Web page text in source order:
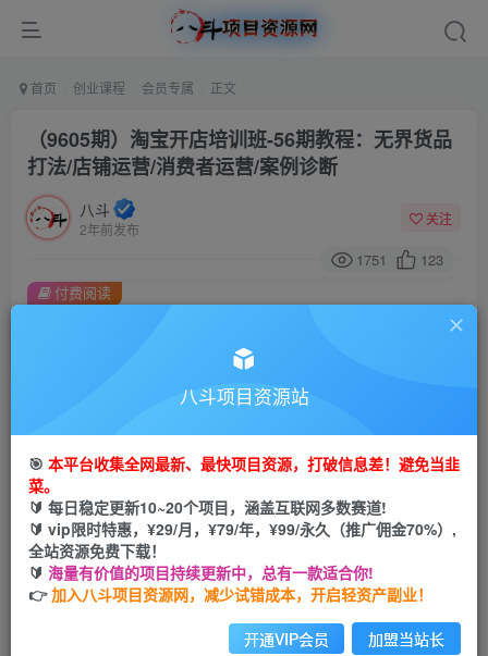
首页 创业课程 会员专属 正文
（9605期）淘宝开店培训班-56期教程：无界货品
打法/店铺运营/消费者运营/案例诊断
八斗
2年前发布
关注
1751 123
此内容为付费阅读，请付费后查看
会员专属资源
您暂无购买权限，请先开通会员
开通会员
付费阅读
八斗项目资源站
🎯 本平台收集全网最新、最快项目资源，打破信息差！避免当韭
菜。
🔰 每日稳定更新10~20个项目，涵盖互联网多数赛道!
🔰 vip限时特惠，¥29/月，¥79/年，¥99/永久（推广佣金70%）,
全站资源免费下载！
🔰 海量有价值的项目持续更新中，总有一款适合你!
👉加入八斗项目资源网，减少试错成本，开启轻资产副业！
开通VIP会员 加盟当站长